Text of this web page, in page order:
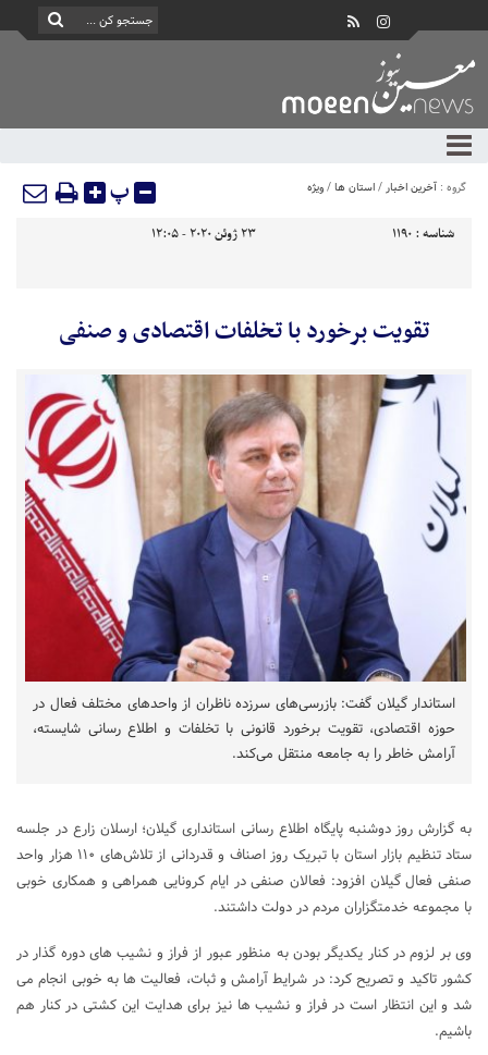
گروه : آخرین اخبار/استان ها/ویژه پ
شناسه : 1190 23 ژوئن 2020 - 12:05
تقویت برخورد با تخلفات اقتصادی و صنفی
استاندار گیلان گفت: بازرسی‌های سرزده ناظران از واحدهای مختلف فعال در
حوزه اقتصادی، تقویت برخورد قانونی با تخلفات و اطلاع رسانی شایسته،
آرامش خاطر را به جامعه منتقل می‌کند.
به گزارش روز دوشنبه پایگاه اطلاع رسانی استانداری گیلان؛ ارسلان زارع در جلسه
ستاد تنظیم بازار استان با تبریک روز اصناف و قدردانی از تلاش‌های ۱۱۰ هزار واحد
صنفی فعال گیلان افزود: فعالان صنفی در ایام کرونایی همراهی و همکاری خوبی
با مجموعه خدمتگزاران مردم در دولت داشتند.
وی بر لزوم در کنار یکدیگر بودن به منظور عبور از فراز و نشیب های دوره گذار در
کشور تاکید و تصریح کرد: در شرایط آرامش و ثبات، فعالیت ها به خوبی انجام می
شد و این انتظار است در فراز و نشیب ها نیز برای هدایت این کشتی در کنار هم
باشیم.